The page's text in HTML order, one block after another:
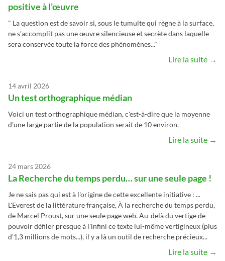
positive à l’œuvre
" La question est de savoir si, sous le tumulte qui règne à la surface,
ne s’accomplit pas une œuvre silencieuse et secrète dans laquelle
sera conservée toute la force des phénomènes..."
Lire la suite →
14 avril 2026
Un test orthographique médian
Voici un test orthographique médian, c'est-à-dire que la moyenne
d'une large partie de la population serait de 10 environ.
Lire la suite →
24 mars 2026
La Recherche du temps perdu… sur une seule page !
Je ne sais pas qui est à l'origine de cette excellente initiative : ...
L'Everest de la littérature française, À la recherche du temps perdu,
de Marcel Proust, sur une seule page web. Au-delà du vertige de
pouvoir défiler presque à l'infini ce texte lui-même vertigineux (plus
d'1,3 millions de mots...), il y a là un outil de recherche précieux...
Lire la suite →